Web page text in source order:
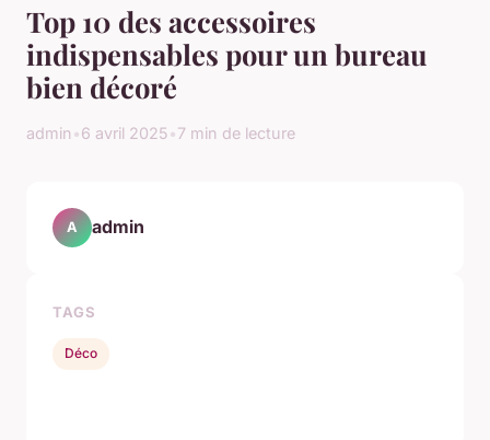
Top 10 des accessoires
indispensables pour un bureau
bien décoré
admin •6 avril 2025•7 min de lecture
A admin
TAGS
Déco